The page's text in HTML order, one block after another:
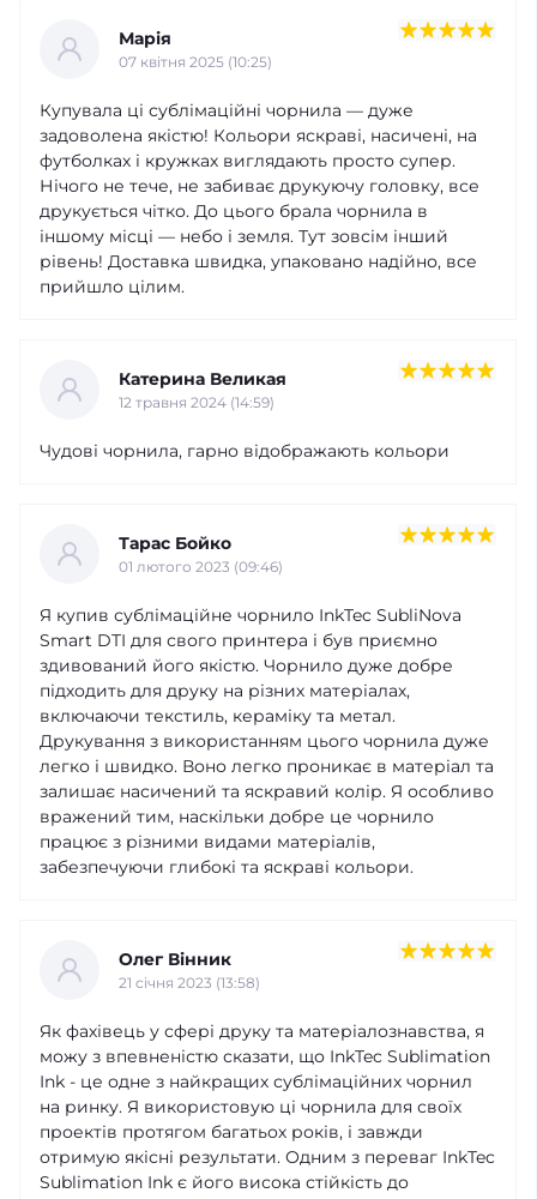
Марія
07 квітня 2025 (10:25)
Купувала ці сублімаційні чорнила — дуже
задоволена якістю! Кольори яскраві, насичені, на
футболках і кружках виглядають просто супер.
Нічого не тече, не забиває друкуючу головку, все
друкується чітко. До цього брала чорнила в
іншому місці — небо і земля. Тут зовсім інший
рівень! Доставка швидка, упаковано надійно, все
прийшло цілим.
Катерина Великая
12 травня 2024 (14:59)
Чудові чорнила, гарно відображають кольори
Тарас Бойко
01 лютого 2023 (09:46)
Я купив сублімаційне чорнило InkTec SubliNova
Smart DTI для свого принтера і був приємно
здивований його якістю. Чорнило дуже добре
підходить для друку на різних матеріалах,
включаючи текстиль, кераміку та метал.
Друкування з використанням цього чорнила дуже
легко і швидко. Воно легко проникає в матеріал та
залишає насичений та яскравий колір. Я особливо
вражений тим, наскільки добре це чорнило
працює з різними видами матеріалів,
забезпечуючи глибокі та яскраві кольори.
Олег Вінник
21 cічня 2023 (13:58)
Як фахівець у сфері друку та матеріалознавства, я
можу з впевненістю сказати, що InkTec Sublimation
Ink - це одне з найкращих сублімаційних чорнил
на ринку. Я використовую ці чорнила для своїх
проектів протягом багатьох років, і завжди
отримую якісні результати. Одним з переваг InkTec
Sublimation Ink є його висока стійкість до